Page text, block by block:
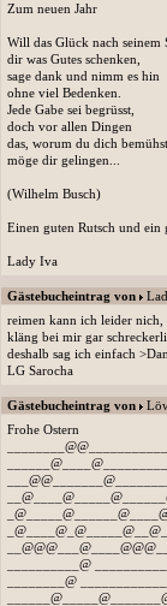
Zum neuen Jahr
Will das Glück nach seinem
dir was Gutes schenken,
sage dank und nimm es hin
ohne viel Bedenken.
Jede Gabe sei begrüsst,
doch vor allen Dingen
das, worum du dich bemühst
möge dir gelingen...
(Wilhelm Busch)
Einen guten Rutsch und ein
Lady Iva
Gästebucheintrag von
reimen kann ich leider nich,
kläng bei mir gar
deshalb sag ich einfach
LG Sarocha
Gästebucheintrag von
Frohe Ostern
__________@
________@